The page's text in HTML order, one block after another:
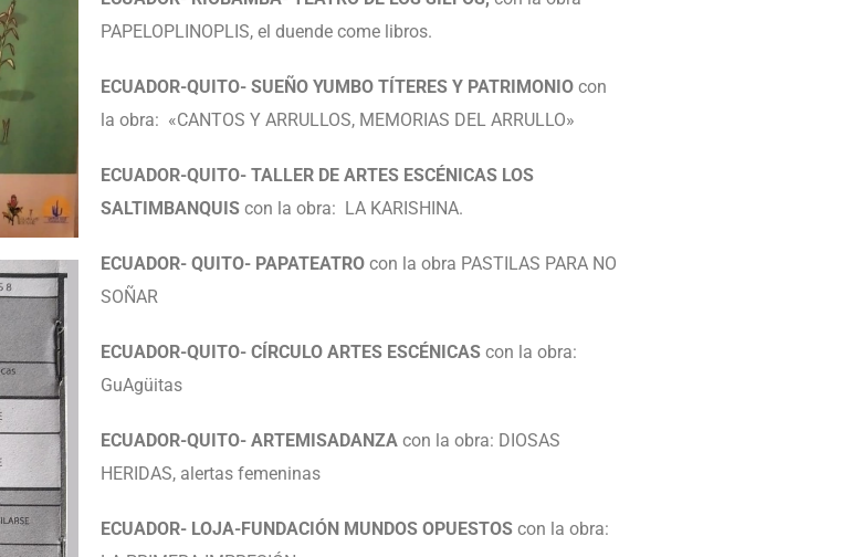
PAPELOPLINOPLIS, el duende come libros.
ECUADOR-QUITO- SUEÑO YUMBO TÍTERES Y PATRIMONIOcon
la obra: «CANTOS Y ARRULLOS, MEMORIAS DEL ARRULLO»
ECUADOR-QUITO- TALLER DE ARTES ESCÉNICAS LOS
SALTIMBANQUIScon la obra: LA KARISHINA.
ECUADOR- QUITO- PAPATEATROcon la obra PASTILAS PARA NO
SOÑAR
ECUADOR-QUITO- CÍRCULO ARTES ESCÉNICAScon la obra:
GuAgüitas
ECUADOR-QUITO- ARTEMISADANZAcon la obra: DIOSAS
HERIDAS, alertas femeninas
ECUADOR- LOJA-FUNDACIÓN MUNDOS OPUESTOScon la obra: